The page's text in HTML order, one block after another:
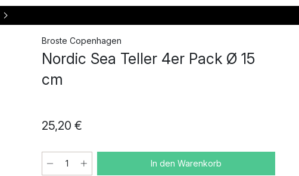
Broste Copenhagen
Nordic Sea Teller 4er Pack Ø 15
cm
25,20 €
In den Warenkorb